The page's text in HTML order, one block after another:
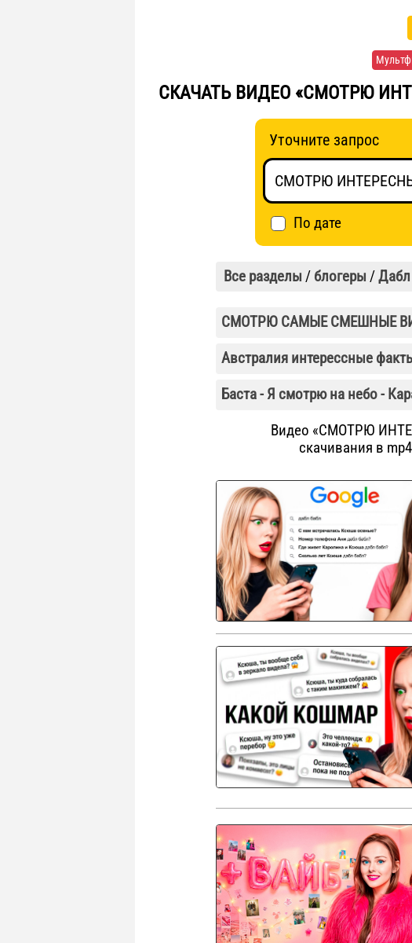
СКАЧАТЬ ВИДЕО «СМОТРЮ
Уточните запрос
По дате
Все разделы / блогеры /
СМОТРЮ САМЫЕ СМЕШНЫЕ
Австралия интерессные
Баста - Я смотрю на небо -
Видео «СМОТРЮ
скачивания в